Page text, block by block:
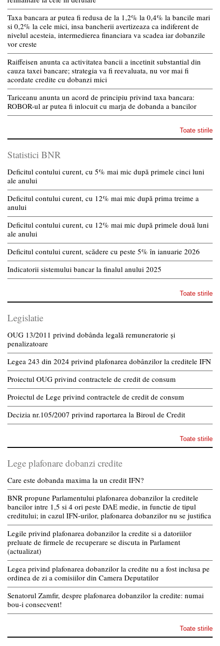
Taxa bancara ar putea fi redusa de la 1,2% la 0,4% la bancile mari
si 0,2% la cele mici, insa bancherii avertizeaza ca indiferent de
nivelul acesteia, intermedierea financiara va scadea iar dobanzile
vor creste
Raiffeisen anunta ca activitatea bancii a incetinit substantial din
cauza taxei bancare; strategia va fi reevaluata, nu vor mai fi
acordate credite cu dobanzi mici
Tariceanu anunta un acord de principiu privind taxa bancara:
ROBOR-ul ar putea fi inlocuit cu marja de dobanda a bancilor
Toate stirile
Statistici BNR
Deficitul contului curent, cu 5% mai mic după primele cinci luni
ale anului
Deficitul contului curent, cu 12% mai mic după prima treime a
anului
Deficitul contului curent, cu 12% mai mic după primele două luni
ale anului
Deficitul contului curent, scădere cu peste 5% în ianuarie 2026
Indicatorii sistemului bancar la finalul anului 2025
Toate stirile
Legislatie
OUG 13/2011 privind dobânda legală remuneratorie și
penalizatoare
Legea 243 din 2024 privind plafonarea dobânzilor la creditele IFN
Proiectul OUG privind contractele de credit de consum
Proiectul de Lege privind contractele de credit de consum
Decizia nr.105/2007 privind raportarea la Biroul de Credit
Toate stirile
Lege plafonare dobanzi credite
Care este dobanda maxima la un credit IFN?
BNR propune Parlamentului plafonarea dobanzilor la creditele
bancilor intre 1,5 si 4 ori peste DAE medie, in functie de tipul
creditului; in cazul IFN-urilor, plafonarea dobanzilor nu se justifica
Legile privind plafonarea dobanzilor la credite si a datoriilor
preluate de firmele de recuperare se discuta in Parlament
(actualizat)
Legea privind plafonarea dobanzilor la credite nu a fost inclusa pe
ordinea de zi a comisiilor din Camera Deputatilor
Senatorul Zamfir, despre plafonarea dobanzilor la credite: numai
bou-i consecvent!
Toate stirile